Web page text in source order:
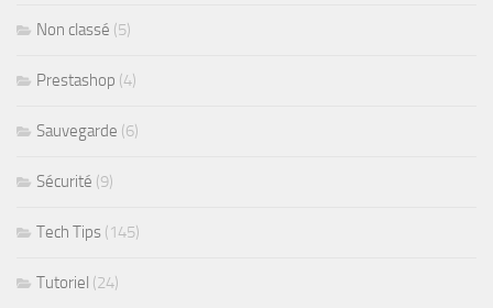
Non classé (5)
Prestashop (4)
Sauvegarde (6)
Sécurité (9)
Tech Tips (145)
Tutoriel (24)